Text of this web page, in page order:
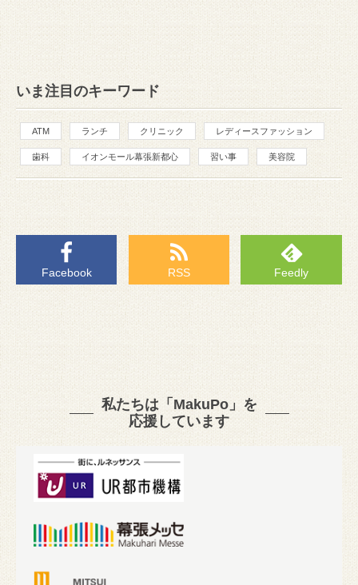
いま注目のキーワード
ATM ランチ クリニック レディースファッション
歯科 イオンモール幕張新都心 習い事 美容院
Facebook RSS Feedly
私たちは「MakuPo」を
応援しています